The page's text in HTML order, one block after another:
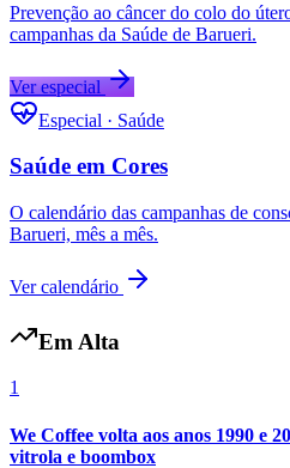
Prevenção ao câncer do colo do
campanhas da Saúde de Barueri.
Ver especial
Especial · Saúde
Saúde em Cores
O calendário das campanhas de
Barueri, mês a mês.
Ver calendário
Em Alta
1
We Coffee volta aos anos 1990 e
vitrola e boombox